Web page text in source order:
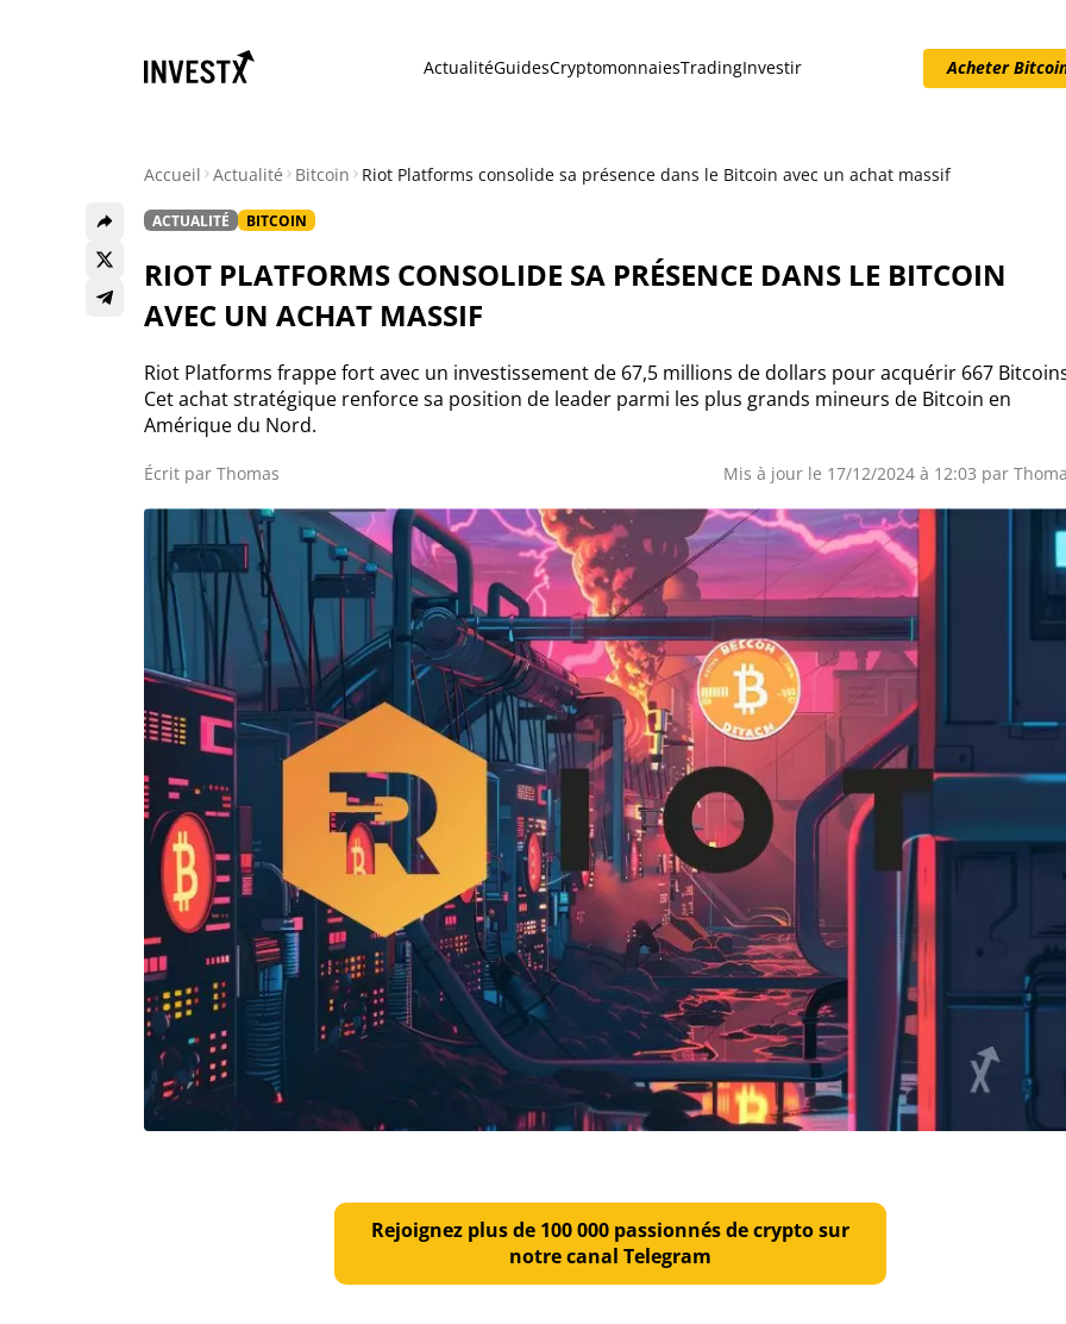
Actualité Bitcoin
Actualité Ethereum
Actualité Altcoins
Actualité Exchanges
Actualité IA
Guides
Acheter Cryptomonnaies
Prédictions
Cryptomonnaies
Bitcoin (BTC)
Ethereum (ETH)
Solana (SOL)
Dogecoin (DOGE)
ActualitéGuidesCryptomonnaiesTradingInvestir Acheter
Accueil Actualité Bitcoin Riot Platforms consolide sa présence dans le Bitcoin avec un achat massif
ACTUALITÉ BITCOIN
RIOT PLATFORMS CONSOLIDE SA PRÉSENCE DANS LE BITCOIN
AVEC UN ACHAT MASSIF
Riot Platforms frappe fort avec un investissement de 67,5 millions de dollars pour acquérir 667
Cet achat stratégique renforce sa position de leader parmi les plus grands mineurs de Bitcoin en
Amérique du Nord.
Écrit par Thomas Mis à jour le 17/12/2024 à 12:03 par
Rejoignez plus de 100 000 passionnés de crypto sur
notre canal Telegram